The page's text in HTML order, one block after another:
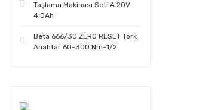
Taşlama Makinası Seti A 20V
4.0Ah
Beta 666/30 ZERO RESET Tork
Anahtar 60-300 Nm-1/2